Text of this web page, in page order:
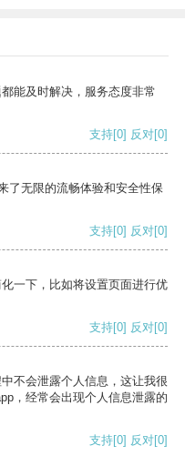
能及时解决，服务态度非常
支持[0] 反对[0]
了无限的流畅体验和安全性保
支持[0] 反对[0]
一下，比如将设置页面进行优
支持[0] 反对[0]
不会泄露个人信息，这让我很
，经常会出现个人信息泄露的
支持[0] 反对[0]